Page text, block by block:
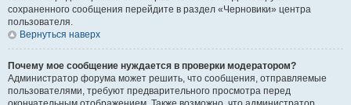
сохраненного сообщения перейдите в раздел «Черновики» центра
пользователя.
Вернуться наверх
Почему мое сообщение нуждается в проверки модератором?
Администратор форума может решить, что сообщения, отправляемые
пользователями, требуют предварительного просмотра перед